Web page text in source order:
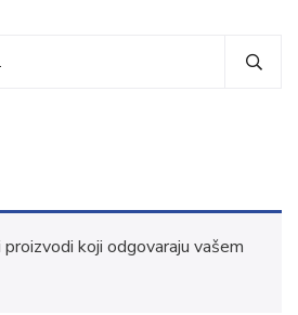
proizvodi koji odgovaraju vašem